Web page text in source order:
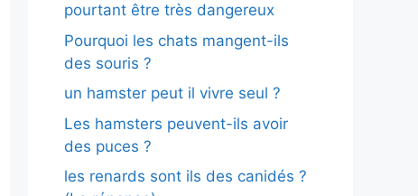
pourtant être très dangereux
Pourquoi les chats mangent-ils
des souris ?
un hamster peut il vivre seul ?
Les hamsters peuvent-ils avoir
des puces ?
les renards sont ils des canidés ?